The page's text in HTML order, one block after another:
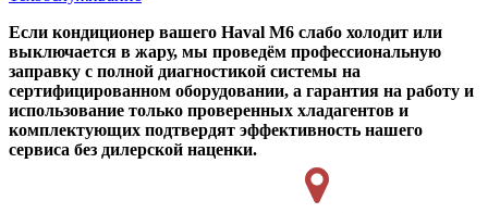
Если кондиционер вашего Haval M6 слабо холодит или
выключается в жару, мы проведём профессиональную
заправку с полной диагностикой системы на
сертифицированном оборудовании, а гарантия на работу и
использование только проверенных хладагентов и
комплектующих подтвердят эффективность нашего
сервиса без дилерской наценки.